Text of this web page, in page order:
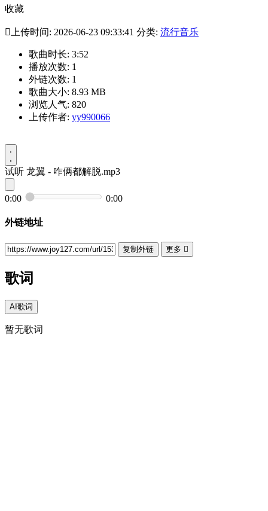
收藏
 上传时间: 2026-06-23 09:33:41 分类: 流行音乐
歌曲时长: 3:52
播放次数: 1
外链次数: 1
歌曲大小: 8.93 MB
浏览人气: 820
上传作者: yy990066
试听 龙翼 - 咋俩都解脱.mp3
0:00 0:00
外链地址
复制外链 更多 
歌词
AI歌词
暂无歌词